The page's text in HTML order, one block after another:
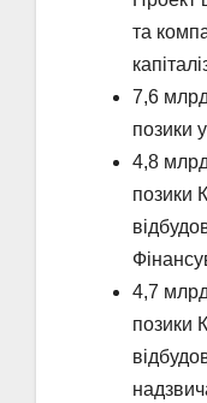
та
7,6
позики
4,8
позики
4,7
позики